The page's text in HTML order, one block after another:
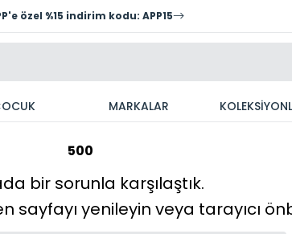
özel %15 indirim kodu: APP15
MARKALAR
500
bir sorunla karşılaştık.
sayfayı yenileyin veya tarayıcı